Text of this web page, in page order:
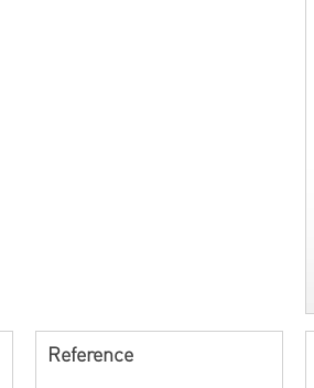
Reference